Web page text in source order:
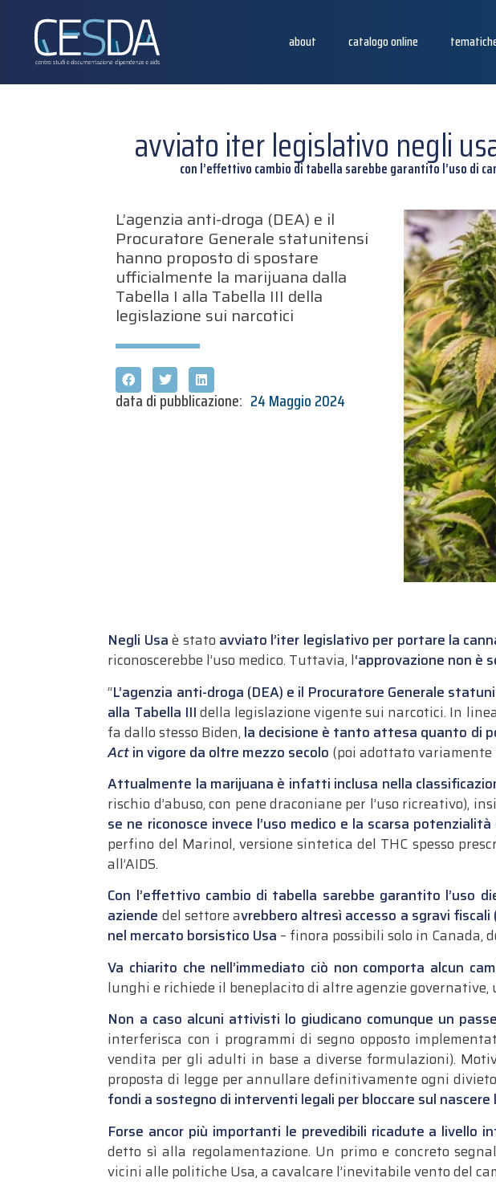
about catalogo online
avviato iter legislativo negli
con l’effettivo cambio di tabella sarebbe garantito l’uso di
L’agenzia anti-droga (DEA) e il
Procuratore Generale statunitensi
hanno proposto di spostare
ufficialmente la marijuana dalla
Tabella I alla Tabella III della
legislazione sui narcotici
data di pubblicazione: 24 Maggio 2024
Negli Usaè stato avviato l’iter legislativo per portare la
riconoscerebbe l’uso medico. Tuttavia, l‘approvazione non è
“L’agenzia anti-droga (DEA) e il Procuratore Generale
alla Tabella IIIdella legislazione vigente sui narcotici. In
fa dallo stesso Biden, la decisione è tanto attesa quanto di
Actin vigore da oltre mezzo secolo (poi adottato variamente
Attualmente la marijuana è infatti inclusa nella
rischio d’abuso, con pene draconiane per l’uso ricreativo),
se ne riconosce invece l’uso medico e la scarsa
perfino del Marinol, versione sintetica del THC spesso
all’AIDS.
Con l’effettivo cambio di tabella sarebbe garantito l’uso
aziende del settore avrebbero altresì accesso a sgravi
nel mercato borsistico Usa – finora possibili solo in Canada,
Va chiarito che nell’immediato ciò non comporta alcun
lunghi e richiede il beneplacito di altre agenzie
Non a caso alcuni attivisti lo giudicano comunque un
interferisca con i programmi di segno opposto
vendita per gli adulti in base a diverse formulazioni).
proposta di legge per annullare definitivamente ogni
fondi a sostegno di interventi legali per bloccare sul
Forse ancor più importanti le prevedibili ricadute a livello
detto sì alla regolamentazione. Un primo e concreto
vicini alle politiche Usa, a cavalcare l’inevitabile vento del